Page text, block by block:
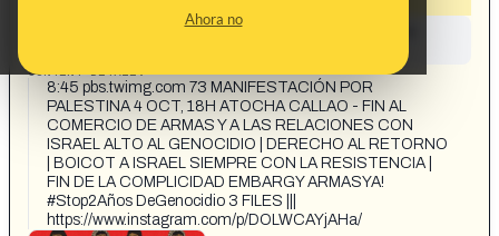
Ahora no
This content has not yet been investigated by the
CONTENT DETAIL:
8:45 pbs.twimg.com 73 MANIFESTACIÓN POR
PALESTINA 4 OCT, 18H ATOCHA CALLAO - FIN AL
COMERCIO DE ARMAS Y A LAS RELACIONES CON
ISRAEL ALTO AL GENOCIDIO | DERECHO AL RETORNO
| BOICOT A ISRAEL SIEMPRE CON LA RESISTENCIA |
FIN DE LA COMPLICIDAD EMBARGY ARMASYA!
#Stop2Años DeGenocidio 3 FILES |||
https://www.instagram.com/p/DOLWCAYjAHa/